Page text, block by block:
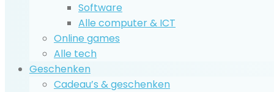
Software
Alle computer & ICT
Online games
Alle tech
Geschenken
Cadeau’s & geschenken